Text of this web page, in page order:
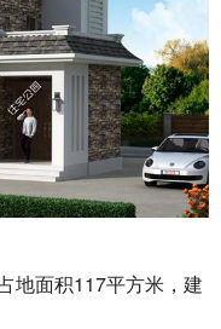
地面积117平方米，建